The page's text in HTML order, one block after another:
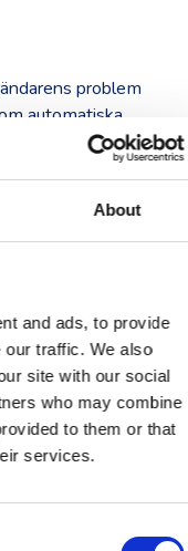
About
and ads, to provide
our traffic. We also
site with our social
who may combine
to them or that
services.
problem
automatiska
navigeras
en
följ
vill slippa
enkel: gör en
och följ